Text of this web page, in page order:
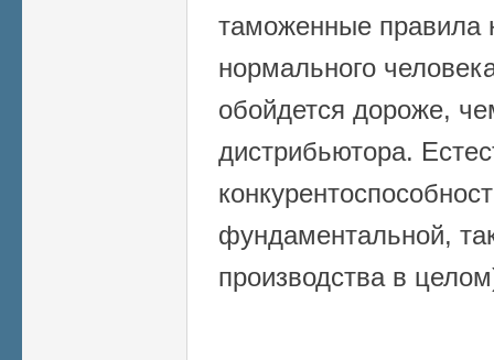
таможенные
нормального
обойдется дороже,
дистрибьютора.
фундаментальной,
производства в